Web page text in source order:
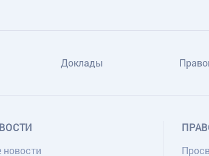
Доклады
новости